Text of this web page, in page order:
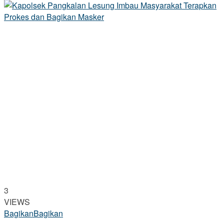
3
VIEWS
BagikanBagikan